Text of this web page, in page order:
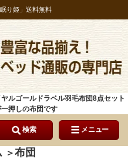
り姫」送料無料
ルゴールドラベル羽毛布団8点セット
押しの布団です
検索 メニュー
＞布団